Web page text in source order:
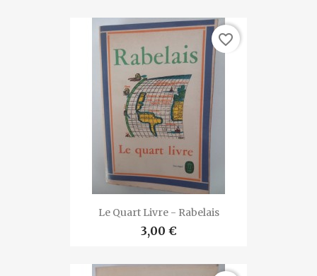
Le Quart Livre - Rabelais
3,00 €
favorite_border